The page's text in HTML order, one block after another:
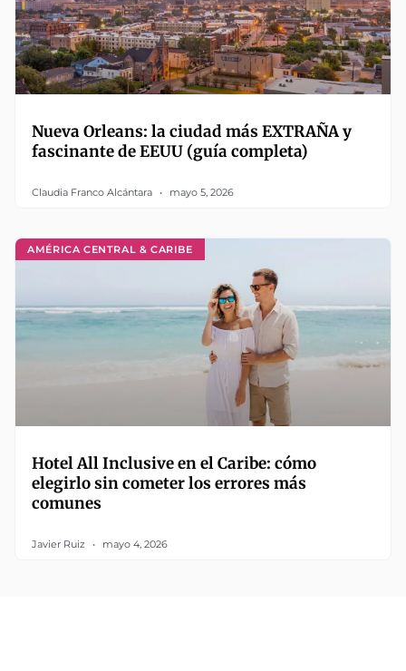
Nueva Orleans: la ciudad más EXTRAÑA y
fascinante de EEUU (guía completa)
Claudia Franco Alcántara mayo 5, 2026
AMÉRICA CENTRAL & CARIBE
Hotel All Inclusive en el Caribe: cómo
elegirlo sin cometer los errores más
comunes
Javier Ruiz mayo 4, 2026